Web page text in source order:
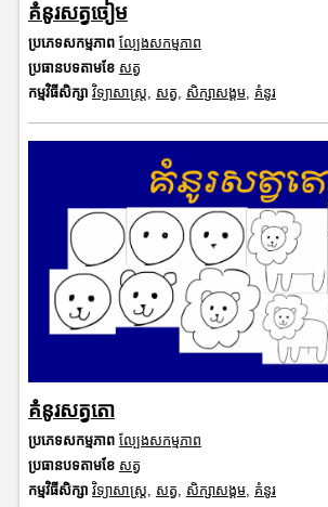
គំនូរសត្វចៀម
ប្រភេទសកម្មភាព ល្បែងសកម្មភាព
ប្រធានបទតាមខែ សត្វ
កម្មវិធីសិក្សា វិទ្យាសាស្រ្ត, សត្វ, សិក្សាសង្គម, គំនូរ
គំនូរសត្វតោ
ប្រភេទសកម្មភាព ល្បែងសកម្មភាព
ប្រធានបទតាមខែ សត្វ
កម្មវិធីសិក្សា វិទ្យាសាស្រ្ត សត្វ សិក្សាសង្គម, គំនូរ